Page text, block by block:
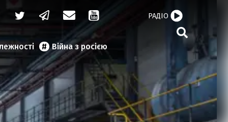
Війна з росією
РАДІО